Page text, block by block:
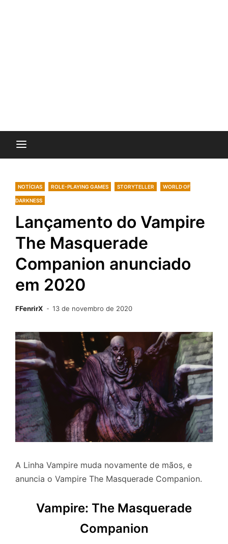
NOTÍCIAS ROLE-PLAYING GAMES STORYTELLER WORLD OF
DARKNESS
Lançamento do Vampire
The Masquerade
Companion anunciado
em 2020
FFenrirX 13 de novembro de 2020
A Linha Vampire muda novamente de mãos, e
anuncia o Vampire The Masquerade Companion.
Vampire: The Masquerade
Companion